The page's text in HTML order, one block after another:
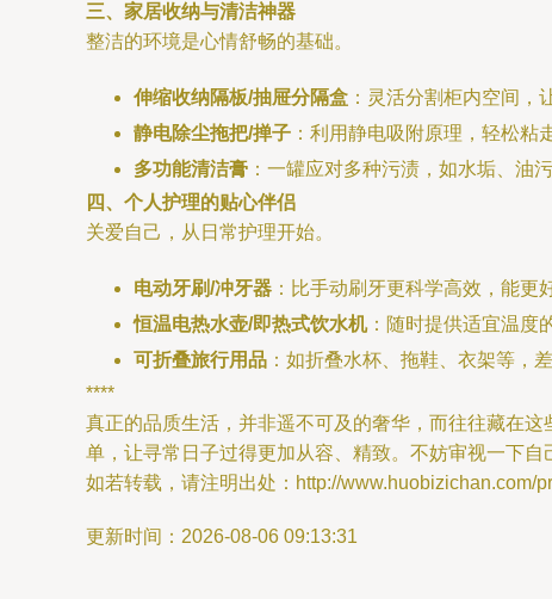
三、家居收纳与清洁神器
整洁的环境是心情舒畅的基础。
伸缩收纳隔板/抽屉分隔盒 ：灵活分割柜内空间，
静电除尘拖把/掸子 ：利用静电吸附原理，轻松粘
多功能清洁膏 ：一罐应对多种污渍，如水垢、油
四、个人护理的贴心伴侣
关爱自己，从日常护理开始。
电动牙刷/冲牙器 ：比手动刷牙更科学高效，能更
恒温电热水壶/即热式饮水机：随时提供适宜温度
可折叠旅行用品 ：如折叠水杯、拖鞋、衣架等，
****
真正的品质生活，并非遥不可及的奢华，而往往藏在
单，让寻常日子过得更加从容、精致。不妨审视一下自
如若转载，请注明出处：http://www.huobizichan.com/
更新时间：2026-08-06 09:13:31